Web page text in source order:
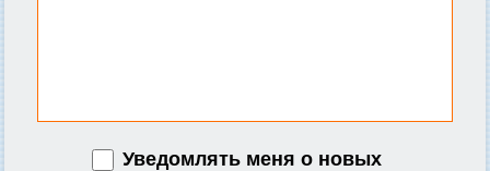
Уведомлять меня о новых